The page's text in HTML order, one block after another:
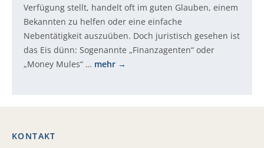
Verfügung stellt, handelt oft im guten Glauben, einem
Bekannten zu helfen oder eine einfache
Nebentätigkeit auszuüben. Doch juristisch gesehen ist
das Eis dünn: Sogenannte „Finanzagenten“ oder
„Money Mules“ … mehr
KONTAKT